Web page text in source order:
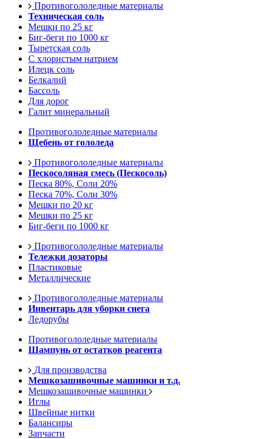
Противогололедные материалы
Техническая соль
Мешки по 25 кг
Биг-беги по 1000 кг
Тыретская соль
С хлористым натрием
Илецк соль
Белкалий
Бассоль
Для дорог
Галит минеральный
Противогололедные материалы
Щебень от гололеда
Противогололедные материалы
Пескосоляная смесь (Пескосоль)
Песка 80%, Соли 20%
Песка 70%, Соли 30%
Мешки по 20 кг
Мешки по 25 кг
Биг-беги по 1000 кг
Противогололедные материалы
Тележки дозаторы
Пластиковые
Металлические
Противогололедные материалы
Инвентарь для уборки снега
Ледорубы
Противогололедные материалы
Шампунь от остатков реагента
Для производства
Мешкозашивочные машинки и т.д.
Мешкозашивочные машинки
Иглы
Швейные нитки
Балансиры
Запчасти